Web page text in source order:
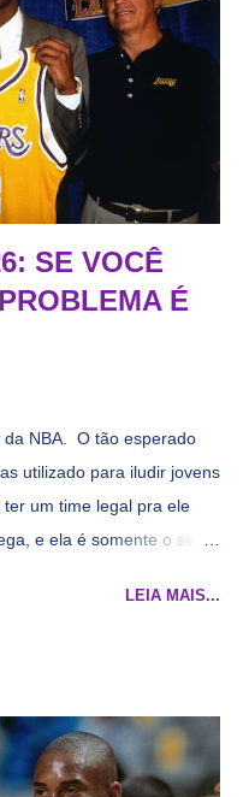
SE VOCÊ
É
da NBA. O tão esperado
utilizado para iludir jovens
um time legal pra ele
e ela é somente o seu
ainda é jovem.
como diria o Marcelo
REVISÃO! Ah, e quase
LEIA MAIS...